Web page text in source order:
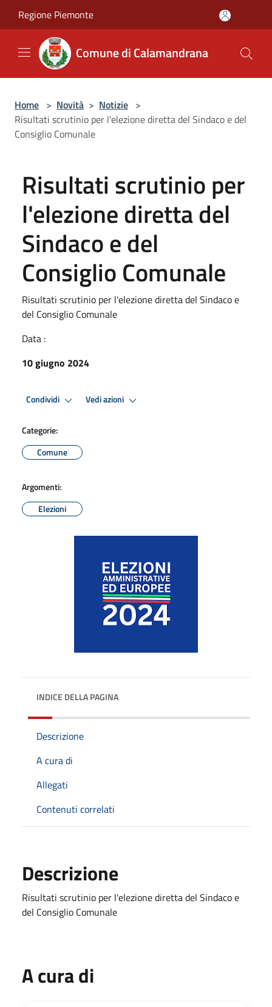
Regione Piemonte
Comune di Calamandrana
Home > Novità > Notizie >
Risultati scrutinio per l'elezione diretta del Sindaco e del
Consiglio Comunale
Risultati scrutinio per
l'elezione diretta del
Sindaco e del
Consiglio Comunale
Risultati scrutinio per l'elezione diretta del Sindaco e
del Consiglio Comunale
Data :
10 giugno 2024
Condividi Vedi azioni
Categorie:
Comune
Argomenti:
Elezioni
INDICE DELLA PAGINA
Descrizione
A cura di
Allegati
Contenuti correlati
Descrizione
Risultati scrutinio per l'elezione diretta del Sindaco e
del Consiglio Comunale
A cura di